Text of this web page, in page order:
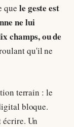
que le geste est
ne lui
champs, ou de
qu'il ne
terrain : le
bloque.
Un